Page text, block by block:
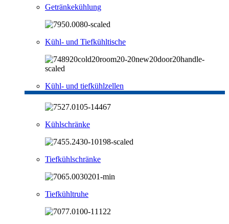
Getränkekühlung
Kühl- und Tiefkühltische
Kühl- und tiefkühlzellen
Kühlschränke
Tiefkühlschränke
Tiefkühltruhe